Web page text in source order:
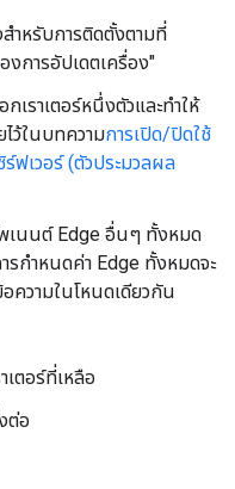
ำหรับการติดตั้งตามที่
งการอัปเดตเครื่อง"
กเราเตอร์หนึ่งตัวและทำให้
ไว้ในบทความการเปิด/ปิดใช้
ร์ฟเวอร์ (ตัวประมวลผล
พเนนต์ Edge อื่นๆ ทั้งหมด
รกำหนดค่า Edge ทั้งหมดจะ
ความในโหนดเดียวกัน
ตอร์ที่เหลือ
ต่อ